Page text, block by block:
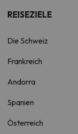
REISEZIELE
Die Schweiz
Frankreich
Andorra
Spanien
Österreich